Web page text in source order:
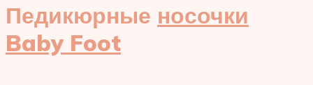
Педикюрные носочки
Baby Foot